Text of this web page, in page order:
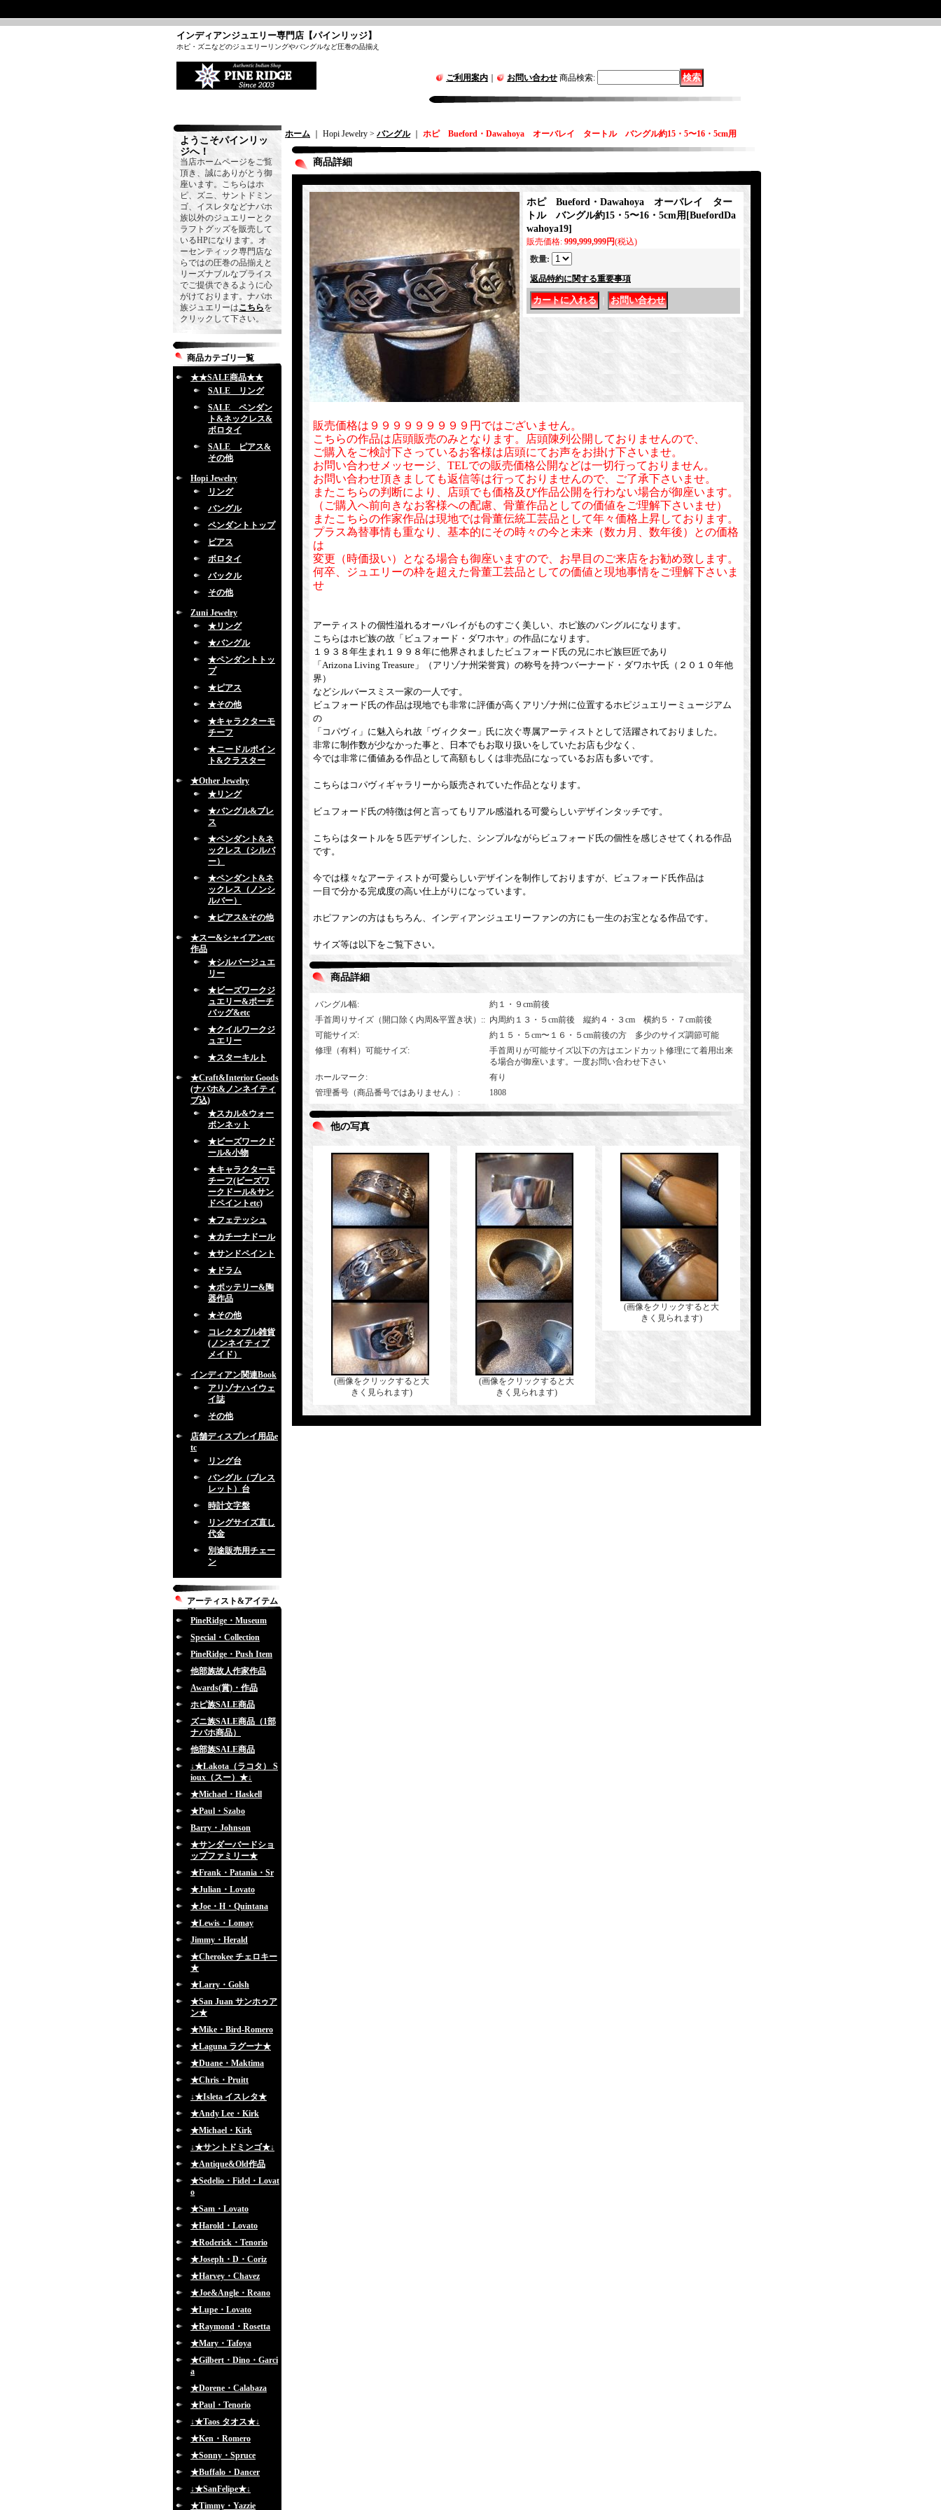
インディアンジュエリー専門店【パインリッジ】
ホピ・ズニなどのジュエリーリングやバングルなど圧巻の品揃え
ご利用案内 お問い合わせ 商品検索:
ようこそパインリッ
ジへ！
当店ホームページをご覧
頂き、誠にありがとう御
座います。こちらはホ
ピ、ズニ、サントドミン
ゴ、イスレタなどナバホ
族以外のジュエリーとク
ラフトグッズを販売して
いるHPになります。オ
ーセンティック専門店な
らではの圧巻の品揃えと
リーズナブルなプライス
でご提供できるように心
がけております。ナバホ
族ジュエリーはこちらを
クリックして下さい。
商品カテゴリ一覧
★★SALE商品★★
SALE リング
SALE ペンダン
ト&ネックレス&
ボロタイ
SALE ピアス&
その他
Hopi Jewelry
リング
バングル
ペンダントトップ
ピアス
ボロタイ
バックル
その他
Zuni Jewelry
★リング
★バングル
★ペンダントトッ
プ
★ピアス
★その他
★キャラクターモ
チーフ
★ニードルポイン
ト&クラスター
★Other Jewelry
★リング
★バングル&ブレ
ス
★ペンダント&ネ
ックレス（シルバ
ー）
★ペンダント&ネ
ックレス（ノンシ
ルバー）
★ピアス&その他
★スー&シャイアンetc
作品
★シルバージュエ
リー
★ビーズワークジ
ュエリー&ポーチ
バッグ&etc
★クイルワークジ
ュエリー
★スターキルト
★Craft&Interior Goods
(ナバホ&ノンネイティ
ブ込)
★スカル&ウォー
ボンネット
★ビーズワークド
ール&小物
★キャラクターモ
チーフ(ビーズワ
ークドール&サン
ドペイントetc)
★フェテッシュ
★カチーナドール
★サンドペイント
★ドラム
★ポッテリー&陶
器作品
★その他
コレクタブル雑貨
(ノンネイティブ
メイド）
インディアン関連Book
アリゾナハイウェ
イ誌
その他
店舗ディスプレイ用品e
tc
リング台
バングル（ブレス
レット）台
時計文字盤
リングサイズ直し
代金
別途販売用チェー
ン
アーティスト&アイテム
別
PineRidge・Museum
Special・Collection
PineRidge・Push Item
他部族故人作家作品
Awards(賞)・作品
ホピ族SALE商品
ズニ族SALE商品（1部
ナバホ商品）
他部族SALE商品
↓★Lakota（ラコタ） S
ioux（スー）★↓
★Michael・Haskell
★Paul・Szabo
Barry・Johnson
★サンダーバードショ
ップファミリー★
★Frank・Patania・Sr
★Julian・Lovato
★Joe・H・Quintana
★Lewis・Lomay
Jimmy・Herald
★Cherokee チェロキー
★
★Larry・Golsh
★San Juan サンホゥア
ン★
★Mike・Bird-Romero
★Laguna ラグーナ★
★Duane・Maktima
★Chris・Pruitt
↓★Isleta イスレタ★
★Andy Lee・Kirk
★Michael・Kirk
↓★サントドミンゴ★↓
★Antique&Old作品
★Sedelio・Fidel・Lovat
o
★Sam・Lovato
★Harold・Lovato
★Roderick・Tenorio
★Joseph・D・Coriz
★Harvey・Chavez
★Joe&Angle・Reano
★Lupe・Lovato
★Raymond・Rosetta
★Mary・Tafoya
★Gilbert・Dino・Garci
a
★Dorene・Calabaza
★Paul・Tenorio
↓★Taos タオス★↓
★Ken・Romero
★Sonny・Spruce
★Buffalo・Dancer
↓★SanFelipe★↓
★Timmy・Yazzie
ホーム ｜ Hopi Jewelry > バングル｜ ホピ Bueford・Dawahoya オーバレイ タートル バングル約15・5〜16・5cm用
商品詳細
ホピ Bueford・Dawahoya オーバレイ ター
トル バングル約15・5〜16・5cm用 [BuefordDa
wahoya19]
販売価格: 999,999,999円(税込)
数量:
返品特約に関する重要事項
販売価格は９９９９９９９９９円ではございません。
こちらの作品は店頭販売のみとなります。店頭陳列公開しておりませんので、
ご購入をご検討下さっているお客様は店頭にてお声をお掛け下さいませ。
お問い合わせメッセージ、TELでの販売価格公開などは一切行っておりません。
お問い合わせ頂きましても返信等は行っておりませんので、ご了承下さいませ。
またこちらの判断により、店頭でも価格及び作品公開を行わない場合が御座います。
（ご購入へ前向きなお客様への配慮、骨董作品としての価値をご理解下さいませ）
またこちらの作家作品は現地では骨董伝統工芸品として年々価格上昇しております。
プラス為替事情も重なり、基本的にその時々の今と未来（数カ月、数年後）との価格
は
変更（時価扱い）となる場合も御座いますので、お早目のご来店をお勧め致します。
何卒、ジュエリーの枠を超えた骨董工芸品としての価値と現地事情をご理解下さいま
せ
アーティストの個性溢れるオーバレイがものすごく美しい、ホピ族のバングルになります。
こちらはホピ族の故「ビュフォード・ダワホヤ」の作品になります。
１９３８年生まれ１９９８年に他界されましたビュフォード氏の兄にホピ族巨匠であり
「Arizona Living Treasure」（アリゾナ州栄誉賞）の称号を持つバーナード・ダワホヤ氏（２０１０年他
界）
などシルバースミス一家の一人です。
ビュフォード氏の作品は現地でも非常に評価が高くアリゾナ州に位置するホピジュエリーミュージアム
の
「コパヴィ」に魅入られ故「ヴィクター」氏に次ぐ専属アーティストとして活躍されておりました。
非常に制作数が少なかった事と、日本でもお取り扱いをしていたお店も少なく、
今では非常に価値ある作品として高額もしくは非売品になっているお店も多いです。
こちらはコパヴィギャラリーから販売されていた作品となります。
ビュフォード氏の特徴は何と言ってもリアル感溢れる可愛らしいデザインタッチです。
こちらはタートルを５匹デザインした、シンプルながらビュフォード氏の個性を感じさせてくれる作品
です。
今では様々なアーティストが可愛らしいデザインを制作しておりますが、ビュフォード氏作品は
一目で分かる完成度の高い仕上がりになっています。
ホピファンの方はもちろん、インディアンジュエリーファンの方にも一生のお宝となる作品です。
サイズ等は以下をご覧下さい。
商品詳細
バングル幅:
約１・９cm前後
手首周りサイズ（開口除く内周&平置き状）:: 内周約１３・５cm前後 縦約４・３cm 横約５・７cm前後
可能サイズ:
約１５・５cm〜１６・５cm前後の方 多少のサイズ調節可能
修理（有料）可能サイズ:
手首周りが可能サイズ以下の方はエンドカット修理にて着用出来
る場合が御座います。一度お問い合わせ下さい
ホールマーク :
有り
管理番号（商品番号ではありません） : 1808
他の写真
(画像をクリックすると大
きく見られます)
(画像をクリックすると大
きく見られます)
(画像をクリックすると大
きく見られます)